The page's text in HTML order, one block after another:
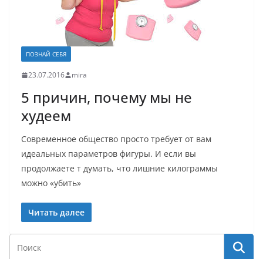
ПОЗНАЙ СЕБЯ
23.07.2016 mira
5 причин, почему мы не
худеем
Современное общество просто требует от вам
идеальных параметров фигуры. И если вы
продолжаете т думать, что лишние килограммы
можно «убить»
Читать далее